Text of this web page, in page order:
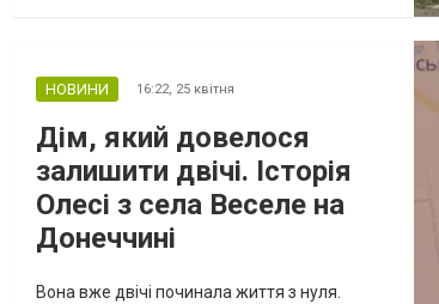
Він із Донецька. Він говорить тихо й
НОВИНИ 16:22, 25 квітня
Дім, який довелося
залишити двічі. Історія
Олесі з села Веселе на
Донеччині
Вона вже двічі починала життя з нуля.